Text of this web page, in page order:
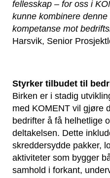
fellesskap – for oss i
kunne kombinere
kompetanse mot
Harsvik, Senior
Styrker tilbudet til
Birken er i stadig
med KOMENT vil gjøre
bedrifter å få helhetlige
deltakelsen. Dette
skreddersydde pakker,
aktiviteter som bygger
samhold i forkant,